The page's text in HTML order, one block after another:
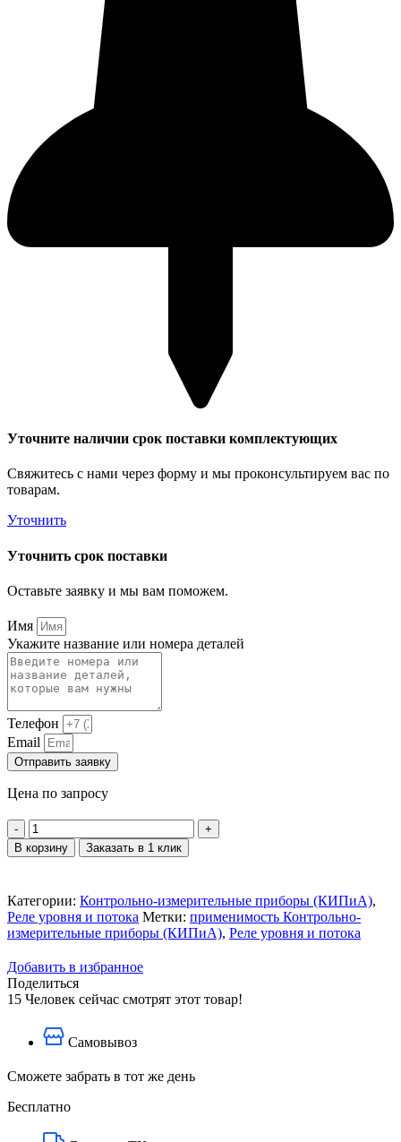
Уточните наличии срок поставки комплектующих
Свяжитесь с нами через форму и мы проконсультируем вас по
товарам.
Уточнить
Уточнить срок поставки
Оставьте заявку и мы вам поможем.
Имя
Укажите название или номера деталей
Телефон
Email
Отправить заявку
Цена по запросу
Количество
товара
Реле
1
В корзину Заказать в 1 клик
Категории: Контрольно-измерительные приборы (КИПиА),
Реле уровня и потока Метки: применимость Контрольно-
измерительные приборы (КИПиА), Реле уровня и потока
Добавить в избранное
Поделиться
15 Человек сейчас смотрят этот товар!
Самовывоз
Сможете забрать в тот же день
Бесплатно